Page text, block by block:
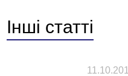
Інші статті